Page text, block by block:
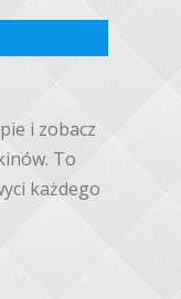
i zobacz
To
każdego